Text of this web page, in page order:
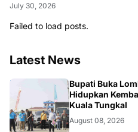
July 30, 2026
Failed to load posts.
Latest News
Bupati Buka
Hidupkan
August 08, 2026